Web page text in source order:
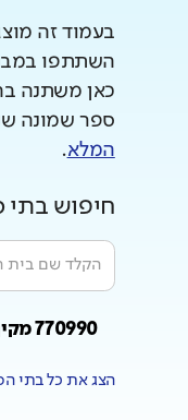
בעמוד זה
השתתפו
כאן משתנה
ספר שמונה
המלא.
חיפוש בתי
770990 מקיף אזורי מרחבים (ח')
הצג את כל בתי